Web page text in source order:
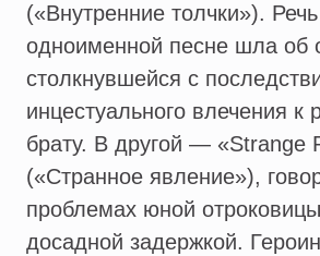
(«Внутренние толчки»).
одноименной песне шла об
столкнувшейся с
инцестуального влечения к
брату. В другой — «Strange
(«Странное явление»),
проблемах юной
досадной задержкой.